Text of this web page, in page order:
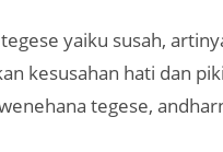
yaiku susah,
kesusahan hati dan
tegese,